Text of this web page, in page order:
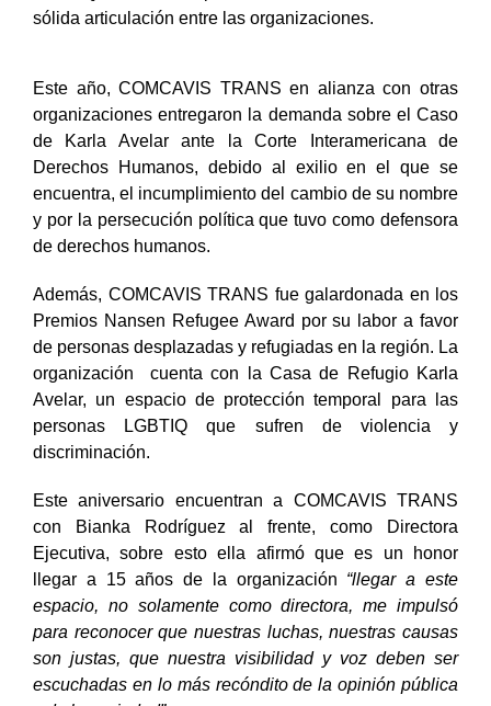
sólida articulación entre las organizaciones.
Este año, COMCAVIS TRANS en alianza con otras
organizaciones entregaron la demanda sobre el Caso
de Karla Avelar ante la Corte Interamericana de
Derechos Humanos, debido al exilio en el que se
encuentra, el incumplimiento del cambio de su nombre
y por la persecución política que tuvo como defensora
de derechos humanos.
Además, COMCAVIS TRANS fue galardonada en los
Premios Nansen Refugee Award por su labor a favor
de personas desplazadas y refugiadas en la región. La
organización cuenta con la Casa de Refugio Karla
Avelar, un espacio de protección temporal para las
personas LGBTIQ que sufren de violencia y
discriminación.
Este aniversario encuentran a COMCAVIS TRANS
con Bianka Rodríguez al frente, como Directora
Ejecutiva, sobre esto ella afirmó que es un honor
llegar a 15 años de la organización “llegar a este
espacio, no solamente como directora, me impulsó
para reconocer que nuestras luchas, nuestras causas
son justas, que nuestra visibilidad y voz deben ser
escuchadas en lo más recóndito de la opinión pública